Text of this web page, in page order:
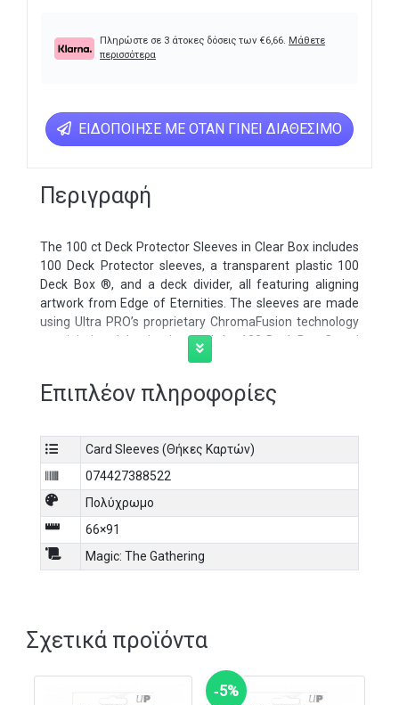
Πληρώστε σε 3 άτοκες δόσεις των €6,66. Μάθετε
περισσότερα
ΕΙΔΟΠΟΊΗΣΕ ΜΕ ΌΤΑΝ ΓΊΝΕΙ ΔΙΑΘΈΣΙΜΟ
Περιγραφή
The 100 ct Deck Protector Sleeves in Clear Box includes
100 Deck Protector sleeves, a transparent plastic 100
Deck Box ®, and a deck divider, all featuring aligning
artwork from Edge of Eternities. The sleeves are made
using Ultra PRO’s proprietary ChromaFusion technology
to minimize delamination, and the 100 Deck Box ® and
divider are made from a clear rigid polypropylene
provide premium protection. Officially licensed Deck
Edge of Eternities
Features exclusive artwork designs from Tuan Duong
Himawan (Deck Box ®)
100 standard size Deck Protector ® sleeves in each box
100 Clear Box reusable packaging stores up to 100
double-sleeved cards
Επιπλέον πληροφορίες
Card Sleeves (Θήκες Καρτών)
074427388522
Πολύχρωμο
66×91
Magic: The Gathering
Σχετικά προϊόντα
‑5%